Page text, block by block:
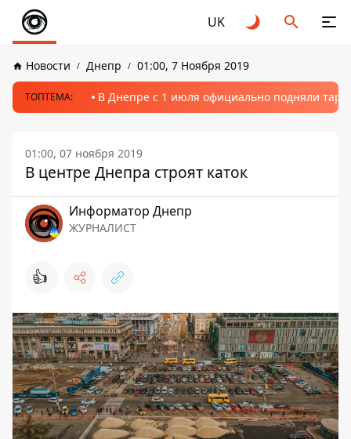
UK
Новости Днепр 01:00, 7 Ноября 2019
ТОПТЕМА: В Днепре с 1 июля официально подняли
01:00, 07 ноября 2019
В центре Днепра строят каток
Информатор Днепр
ЖУРНАЛИСТ
👍